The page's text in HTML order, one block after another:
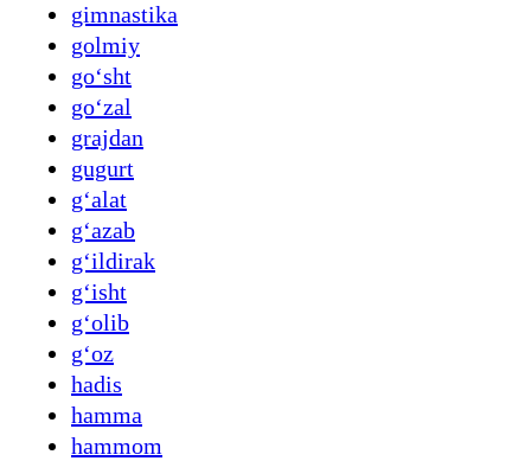
gimnastika
golmiy
goʻsht
goʻzal
grajdan
gugurt
gʻalat
gʻazab
gʻildirak
gʻisht
gʻolib
gʻoz
hadis
hamma
hammom